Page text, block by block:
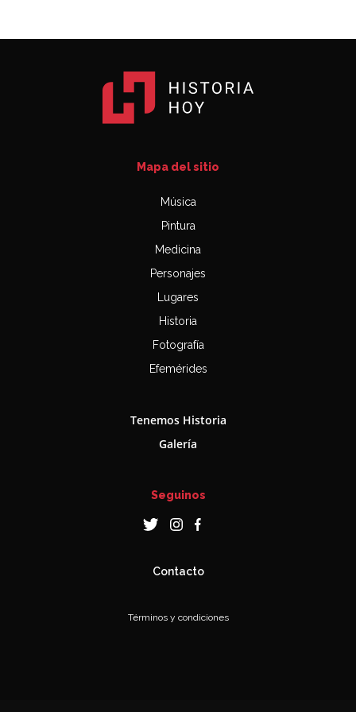
Mapa del sitio
Música
Pintura
Medicina
Personajes
Lugares
Historia
Fotografía
Efemérides
Tenemos Historia
Galería
Seguinos
Contacto
Términos y condiciones